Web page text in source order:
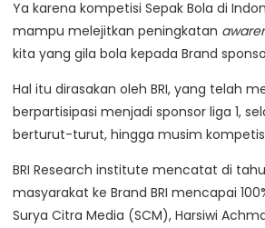
Ya karena kompetisi Sepak Bola di
mampu melejitkan peningkatan
kita yang gila bola kepada Brand
Hal itu dirasakan oleh BRI, yang telah
berpartisipasi menjadi sponsor liga 1,
berturut-turut, hingga musim
BRI Research institute mencatat di
masyarakat ke Brand BRI mencapai
Surya Citra Media (SCM), Harsiwi